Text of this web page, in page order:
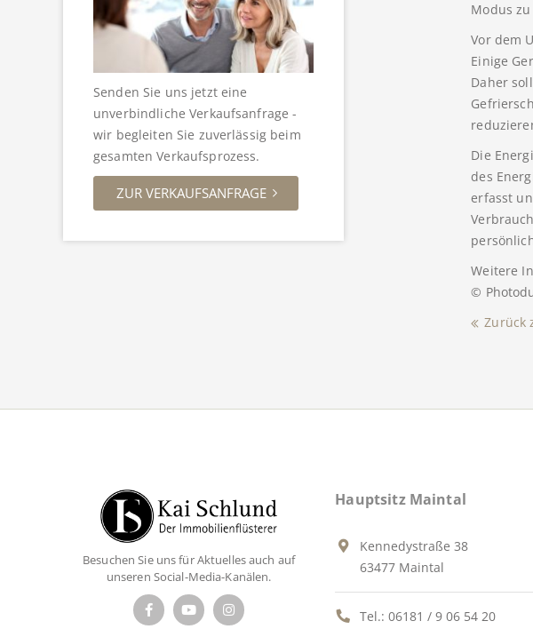
Senden Sie uns jetzt eine
unverbindliche Verkaufsanfrage -
wir begleiten Sie zuverlässig beim
gesamten Verkaufsprozess.
ZUR VERKAUFSANFRAGE
Modus
Vor dem
Einige
Daher
Die
des
erfasst
Weitere
©
Zurück
Besuchen Sie uns für Aktuelles auch auf
unseren Social-Media-Kanälen.
Hauptsitz Maintal
Kennedystraße 38
63477 Maintal
Tel.:06181 / 9 06 54 20